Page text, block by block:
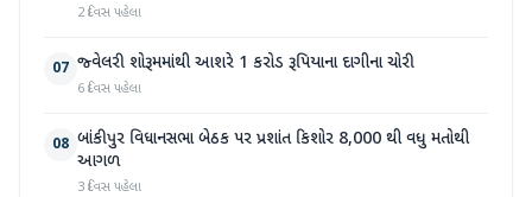
2 દિવસ પહેલા
07 જ્વેલરી શોરૂમમાંથી આશરે 1 કરોડ રૂપિયાના દાગીના ચોરી
6 દિવસ પહેલા
08 બાંકીપુર વિધાનસભા બેઠક પર પ્રશાંત કિશોર 8,000 થી વધુ મતોથી
આગળ
3 દિવસ પહેલા